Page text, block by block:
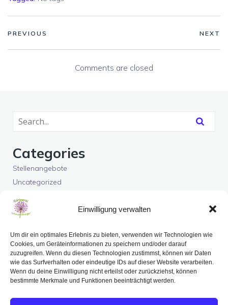
Einwilligung verwalten
Um dir ein optimales Erlebnis zu bieten, verwenden wir Technologien wie
Cookies, um Geräteinformationen zu speichern und/oder darauf
zuzugreifen. Wenn du diesen Technologien zustimmst, können wir Daten
wie das Surfverhalten oder eindeutige IDs auf dieser Website verarbeiten.
Wenn du deine Einwilligung nicht erteilst oder zurückziehst, können
bestimmte Merkmale und Funktionen beeinträchtigt werden.
PREVIOUS NEXT
Comments are closed
Categories
Stellenangebote
Uncategorized
Latest Comments
IMPRESSUMDATENSCHUTZERKLÄRUNGKONTAKT